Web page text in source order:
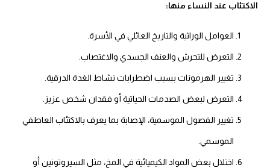
الاكتئاب عند النساء منها:
العوامل الوراثية والتاريخ العائلي في الأسرة.
التعرض للتحرش والعنف الجسدي والاغتصاب.
تغيير الهرمونات بسبب اضطرابات نشاط الغدة الدرقية.
التعرض لبعض الصدمات الحياتية أو فقدان شخص عزيز.
تغيير الفصول الموسمية، الإصابة بما يعرف بالاكتئاب العاطفي
الموسمي.
اختلال بعض المواد الكيميائية في المخ، مثل السيروتونين أو